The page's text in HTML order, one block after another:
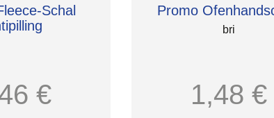
Schal
€
Promo
bri
1,48 €